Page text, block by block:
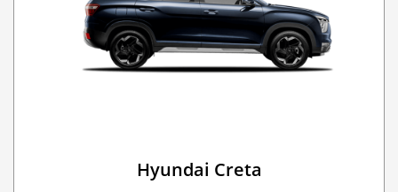
Serviciu premium de urgență pe drum
Traversarea frontierei Romania
Taxa spalatorie
Hyundai Creta